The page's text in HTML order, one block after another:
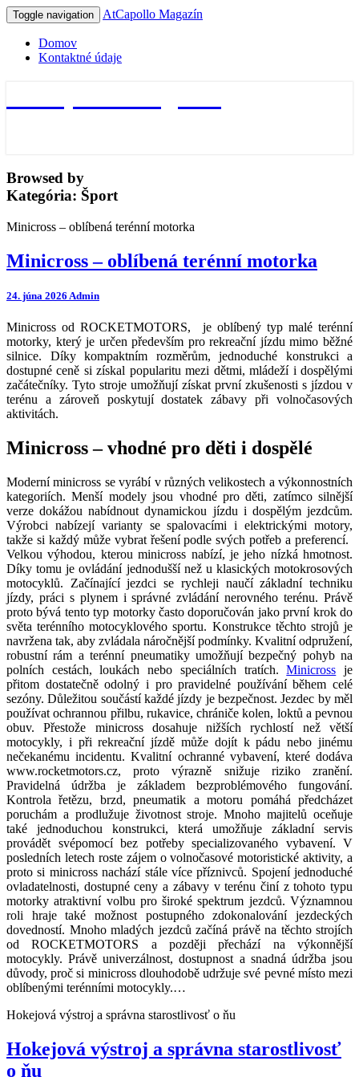
Toggle navigation AtCapollo Magazín
Domov
Kontaktné údaje
Browsed by
Kategória: Šport
Minicross – oblíbená terénní motorka
Minicross – oblíbená terénní motorka
24. júna 2026 Admin
Minicross od ROCKETMOTORS, je oblíbený typ malé terénní
motorky, který je určen především pro rekreační jízdu mimo běžné
silnice. Díky kompaktním rozměrům, jednoduché konstrukci a
dostupné ceně si získal popularitu mezi dětmi, mládeží i dospělými
začátečníky. Tyto stroje umožňují získat první zkušenosti s jízdou v
terénu a zároveň poskytují dostatek zábavy při volnočasových
aktivitách.
Minicross – vhodné pro děti i dospělé
Moderní minicross se vyrábí v různých velikostech a výkonnostních
kategoriích. Menší modely jsou vhodné pro děti, zatímco silnější
verze dokážou nabídnout dynamickou jízdu i dospělým jezdcům.
Výrobci nabízejí varianty se spalovacími i elektrickými motory,
takže si každý může vybrat řešení podle svých potřeb a preferencí.
Velkou výhodou, kterou minicross nabízí, je jeho nízká hmotnost.
Díky tomu je ovládání jednodušší než u klasických motokrosových
motocyklů. Začínající jezdci se rychleji naučí základní techniku
jízdy, práci s plynem i správné zvládání nerovného terénu. Právě
proto bývá tento typ motorky často doporučován jako první krok do
světa terénního motocyklového sportu. Konstrukce těchto strojů je
navržena tak, aby zvládala náročnější podmínky. Kvalitní odpružení,
robustní rám a terénní pneumatiky umožňují bezpečný pohyb na
polních cestách, loukách nebo speciálních tratích.Minicross je
přitom dostatečně odolný i pro pravidelné používání během celé
sezóny. Důležitou součástí každé jízdy je bezpečnost. Jezdec by měl
používat ochrannou přilbu, rukavice, chrániče kolen, loktů a pevnou
obuv. Přestože minicross dosahuje nižších rychlostí než větší
motocykly, i při rekreační jízdě může dojít k pádu nebo jinému
nečekanému incidentu. Kvalitní ochranné vybavení, které dodáva
www.rocketmotors.cz, proto výrazně snižuje riziko zranění.
Pravidelná údržba je základem bezproblémového fungování.
Kontrola řetězu, brzd, pneumatik a motoru pomáhá předcházet
poruchám a prodlužuje životnost stroje. Mnoho majitelů oceňuje
také jednoduchou konstrukci, která umožňuje základní servis
provádět svépomocí bez potřeby specializovaného vybavení. V
posledních letech roste zájem o volnočasové motoristické aktivity, a
proto si minicross nachází stále více příznivců. Spojení jednoduché
ovladatelnosti, dostupné ceny a zábavy v terénu činí z tohoto typu
motorky atraktivní volbu pro široké spektrum jezdců. Významnou
roli hraje také možnost postupného zdokonalování jezdeckých
dovedností. Mnoho mladých jezdců začíná právě na těchto strojích
od ROCKETMOTORS a později přechází na výkonnější
motocykly. Právě univerzálnost, dostupnost a snadná údržba jsou
důvody, proč si minicross dlouhodobě udržuje své pevné místo mezi
oblíbenými terénními motocykly.…
Hokejová výstroj a správna starostlivosť o ňu
Hokejová výstroj a správna starostlivosť
o ňu